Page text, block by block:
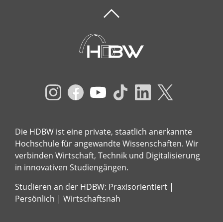
Die HDBW ist eine private, staatlich anerkannte
Hochschule für angewandte Wissenschaften. Wir
verbinden Wirtschaft, Technik und Digitalisierung
in innovativen Studiengängen.
Studieren an der HDBW: Praxisorientiert |
Persönlich | Wirtschaftsnah